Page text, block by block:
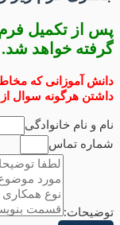
پس از تکمیل
گرفته خواهد شد.
دانش آموزانی که
داشتن هرگونه سوال
نام و نام خانوادگی
شماره تماس
توضیحات: